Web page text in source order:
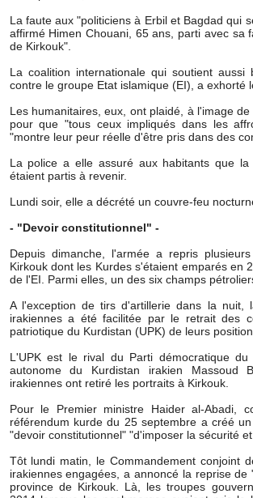
La faute aux "politiciens à Erbil et Bagdad qui
affirmé Himen Chouani, 65 ans, parti avec sa
de Kirkouk".
La coalition internationale qui soutient
contre le groupe Etat islamique (EI), a exhorté
Les humanitaires, eux, ont plaidé, à l'image
pour que "tous ceux impliqués dans les
"montre leur peur réelle d'être pris dans des
La police a elle assuré aux habitants que
étaient partis à revenir.
Lundi soir, elle a décrété un couvre-feu
- "Devoir constitutionnel" -
Depuis dimanche, l'armée a repris
Kirkouk dont les Kurdes s'étaient emparés en
de l'EI. Parmi elles, un des six champs
A l'exception de tirs d'artillerie dans la nuit,
irakiennes a été facilitée par le retrait des
patriotique du Kurdistan (UPK) de leurs
L'UPK est le rival du Parti démocratique
autonome du Kurdistan irakien Massoud
irakiennes ont retiré les portraits à Kirkouk.
Pour le Premier ministre Haider al-Abadi,
référendum kurde du 25 septembre a créé
"devoir constitutionnel" "d'imposer la sécurité
Tôt lundi matin, le Commandement conjoint
irakiennes engagées, a annoncé la reprise
province de Kirkouk. Là, les troupes